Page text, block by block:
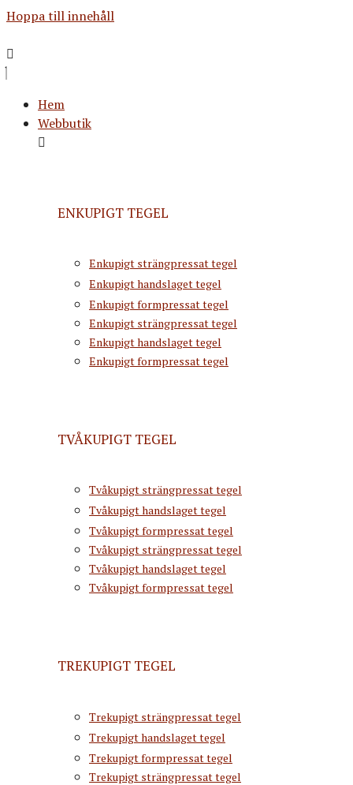
Hoppa till innehåll
Hem
Webbutik
ENKUPIGT TEGEL
Enkupigt strängpressat tegel
Enkupigt handslaget tegel
Enkupigt formpressat tegel
Enkupigt strängpressat tegel
Enkupigt handslaget tegel
Enkupigt formpressat tegel
TVÅKUPIGT TEGEL
Tvåkupigt strängpressat tegel
Tvåkupigt handslaget tegel
Tvåkupigt formpressat tegel
Tvåkupigt strängpressat tegel
Tvåkupigt handslaget tegel
Tvåkupigt formpressat tegel
TREKUPIGT TEGEL
Trekupigt strängpressat tegel
Trekupigt handslaget tegel
Trekupigt formpressat tegel
Trekupigt strängpressat tegel